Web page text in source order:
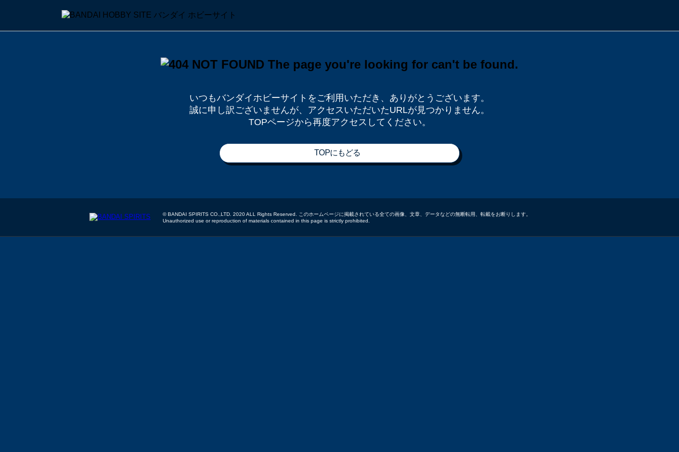
いつもバンダイホビーサイトをご利用いただき、 ありがとうございます。
誠に申し訳ございませんが、 アクセスいただいたURLが見つかりません。
TOPページから再度アクセスしてください。
TOPにもどる
© BANDAI SPIRITS CO.,LTD. 2020 ALL Rights Reserved. このホームページに掲載されている全ての画像、文章、データなどの無断転用、転載をお断りします。
Unauthorized use or reproduction of materials contained in this page is strictly prohibited.